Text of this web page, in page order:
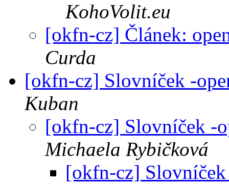
KohoVolit.eu
[okfn-cz] Článek:
Curda
[okfn-cz] Slovníček -
Kuban
[okfn-cz] Slovníček -
Michaela Rybičková
[okfn-cz]